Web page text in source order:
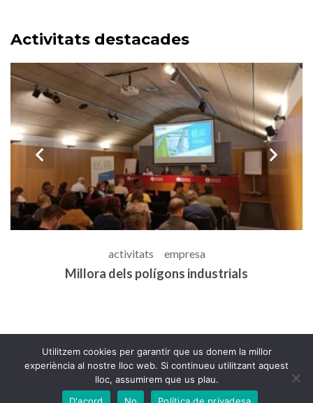
Activitats destacades
activitats empresa
Coordinació del programa CLSE
prev
© 2022-2026 Albertvg.com | Tots els drets reservats
Utilitzem cookies per garantir que us donem la millor
experiència al nostre lloc web. Si continueu utilitzant aquest
lloc, assumirem que us plau.
D'acord
No Política de privadesa